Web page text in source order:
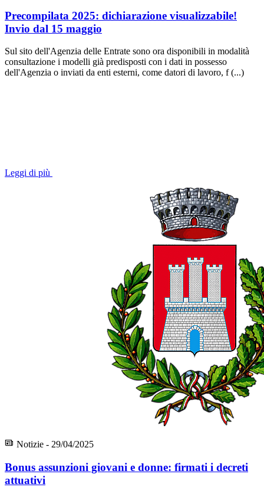
Precompilata 2025: dichiarazione visualizzabile!
Invio dal 15 maggio
Sul sito dell'Agenzia delle Entrate sono ora disponibili in modalità
consultazione i modelli già predisposti con i dati in possesso
dell'Agenzia o inviati da enti esterni, come datori di lavoro, f (...)
Leggi di più
Notizie - 29/04/2025
Bonus assunzioni giovani e donne: firmati i decreti
attuativi